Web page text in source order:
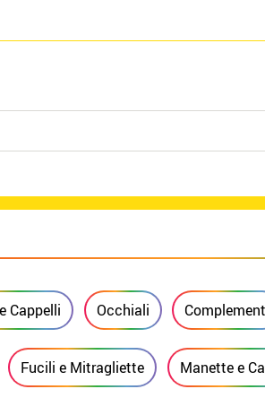
Cappelli Occhiali
Fucili e Mitragliette Manette e